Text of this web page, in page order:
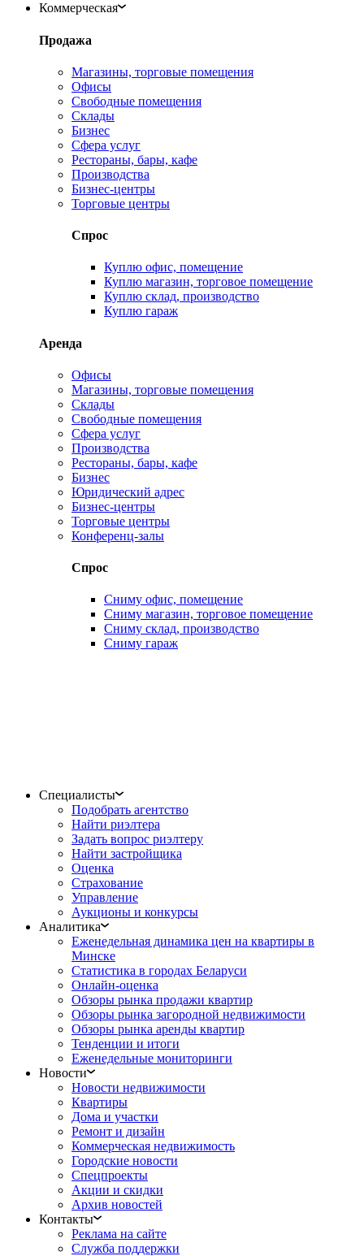
Коммерческая
Продажа
Магазины, торговые помещения
Офисы
Свободные помещения
Склады
Бизнес
Сфера услуг
Рестораны, бары, кафе
Производства
Бизнес-центры
Торговые центры
Спрос
Куплю офис, помещение
Куплю магазин, торговое помещение
Куплю склад, производство
Куплю гараж
Аренда
Офисы
Магазины, торговые помещения
Склады
Свободные помещения
Сфера услуг
Производства
Рестораны, бары, кафе
Бизнес
Юридический адрес
Бизнес-центры
Торговые центры
Конференц-залы
Спрос
Сниму офис, помещение
Сниму магазин, торговое помещение
Сниму склад, производство
Сниму гараж
Специалисты
Подобрать агентство
Найти риэлтера
Задать вопрос риэлтеру
Найти застройщика
Оценка
Страхование
Управление
Аукционы и конкурсы
Аналитика
Еженедельная динамика цен на квартиры в
Минске
Статистика в городах Беларуси
Онлайн-оценка
Обзоры рынка продажи квартир
Обзоры рынка загородной недвижимости
Обзоры рынка аренды квартир
Тенденции и итоги
Еженедельные мониторинги
Новости
Новости недвижимости
Квартиры
Дома и участки
Ремонт и дизайн
Коммерческая недвижимость
Городские новости
Спецпроекты
Акции и скидки
Архив новостей
Контакты
Реклама на сайте
Служба поддержки